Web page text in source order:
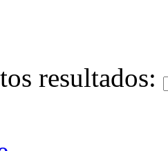
resultados: